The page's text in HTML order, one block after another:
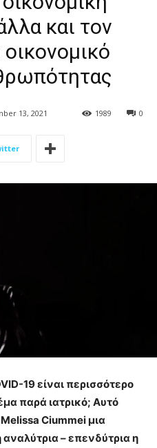
και τον
13, 2021 0
1989
19 είναι περισσότερο
παρά ιατρικό; Αυτό
Melissa Ciummei μια
– επενδύτρια η